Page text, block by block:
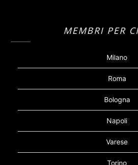
MEMBRI PER
Milano
Roma
Bologna
Napoli
Varese
Torino